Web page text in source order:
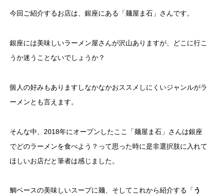
今回ご紹介するお店は、銀座にある「麺屋ま石」さんです。
銀座には美味しいラーメン屋さんが沢山ありますが、どこに行こ
うか迷うことないでしょうか？
個人の好みもありますしなかなかおススメしにくいジャンルがラ
ーメンとも言えます。
そんな中、2018年にオープンしたここ「麺屋ま石」さんは銀座
でどのラーメンを食べよう？って思った時に是非選択肢に入れて
ほしいお店だと筆者は感じました。
鯛ベースの美味しいスープに麺、そしてこれから紹介する「 う